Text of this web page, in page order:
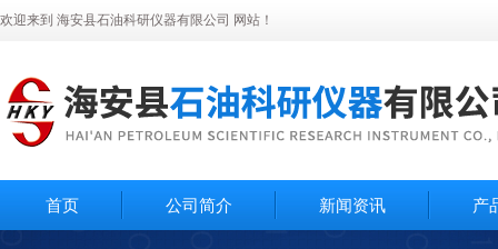
欢迎来到 海安县石油科研仪器有限公司 网站！
首页 公司简介 新闻资讯 产